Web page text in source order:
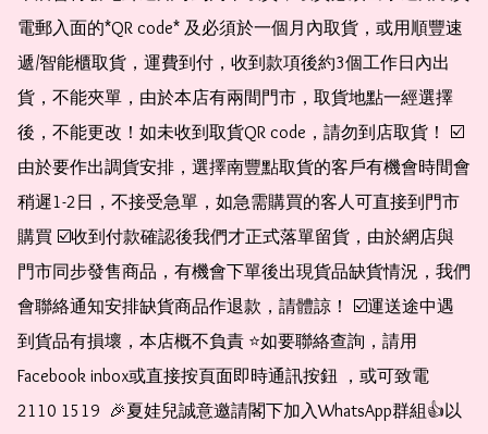
電郵入面的*QR code* 及必須於一個月內取貨，或用順豐速
遞/智能櫃取貨，運費到付，收到款項後約3個工作日內出
貨，不能夾單，由於本店有兩間門市，取貨地點一經選擇
後，不能更改！如未收到取貨QR code，請勿到店取貨！ ☑️
由於要作出調貨安排，選擇南豐點取貨的客戶有機會時間會
稍遲1-2日，不接受急單，如急需購買的客人可直接到門市
購買 ☑️收到付款確認後我們才正式落單留貨，由於網店與
門市同步發售商品，有機會下單後出現貨品缺貨情況，我們
會聯絡通知安排缺貨商品作退款，請體諒！ ☑️運送途中遇
到貨品有損壞，本店概不負責 ⭐️如要聯絡查詢，請用
Facebook inbox或直接按頁面即時通訊按鈕 ，或可致電
2110 1519  🎉夏娃兒誠意邀請閣下加入WhatsApp群組👍以